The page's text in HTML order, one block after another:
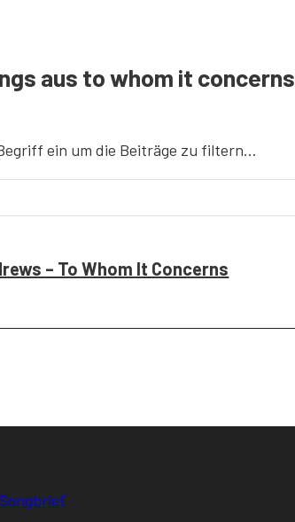
aus to whom it concerns
Begriff ein um die Beiträge zu filtern…
– To Whom It Concerns